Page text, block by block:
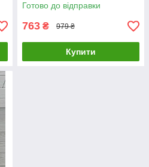
Готово до відправки
763 ₴ 979 ₴
Купити